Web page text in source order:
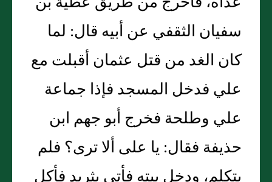
سفيان الثقفي عن أبيه قال: لما
كان الغد من قتل عثمان أقبلت مع
علي فدخل المسجد فإذا جماعة
علي وطلحة فخرج أبو جهم ابن
حذيفة فقال: يا على ألا ترى؟ فلم